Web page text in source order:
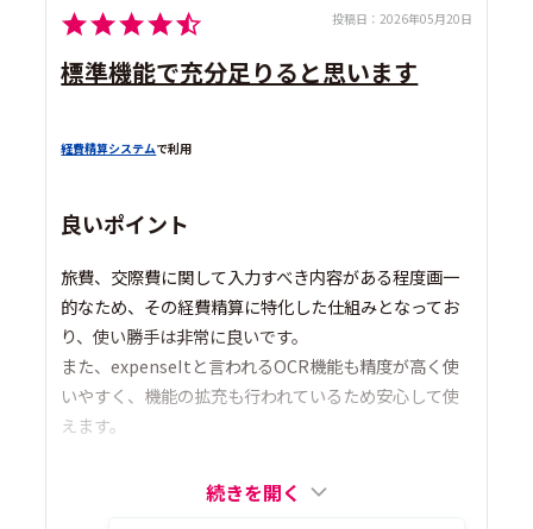
投稿日： 2026年05月20日
標準機能で充分足りると思います
経費精算システムで利用
良いポイント
旅費、交際費に関して入力すべき内容がある程度画一
的なため、その経費精算に特化した仕組みとなってお
り、使い勝手は非常に良いです。
また、expenseItと言われるOCR機能も精度が高く使
いやすく、機能の拡充も行われているため安心して使
えます。
続きを開く